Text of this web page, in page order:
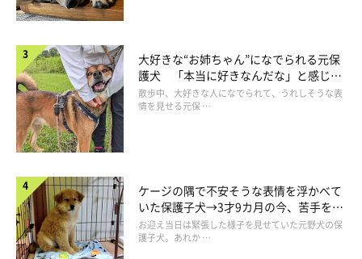
大好きな“お姉ちゃん”になでられる元保
護犬 「本当に好きなんだな」と感じる
表情にほっこり
散歩中、大好きな人になでられて、うれしそうな表
情を見せる元保 …
ケージの隅で不安そうな表情を浮かべて
いた保護子犬→3才9カ月の今、苦手を克
服し頼もしいコに成長！
お迎え当日は緊張した様子を見せていた元野犬の保
護子犬。あれか …